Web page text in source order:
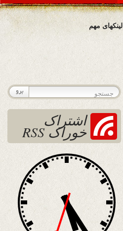
لینکهای مهم
اشتراک
خوراک RSS